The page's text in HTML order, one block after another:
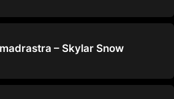
– Skylar Snow